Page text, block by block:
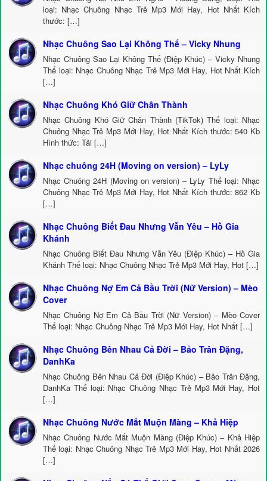
loại: Nhạc Chuông Nhạc Trẻ Mp3 Mới Hay, Hot Nhất Kích
thước: […]
Nhạc Chuông Sao Lại Không Thể – Vicky Nhung
Nhạc Chuông Sao Lại Không Thể (Điệp Khúc) – Vicky Nhung
Thể loại: Nhạc Chuông Nhạc Trẻ Mp3 Mới Hay, Hot Nhất Kích
[…]
Nhạc Chuông Khó Giữ Chân Thành
Nhạc Chuông Khó Giữ Chân Thành (TikTok) Thể loại: Nhạc
Chuông Nhạc Trẻ Mp3 Mới Hay, Hot Nhất Kích thước: 540 Kb
Hình thức: Tải […]
Nhạc chuông 24H (Moving on version) – LyLy
Nhạc Chuông 24H (Moving on version) – LyLy Thể loại: Nhạc
Chuông Nhạc Trẻ Mp3 Mới Hay, Hot Nhất Kích thước: 862 Kb
[…]
Nhạc Chuông Biết Đau Nhưng Vẫn Yêu – Hồ Gia
Khánh
Nhạc Chuông Biết Đau Nhưng Vẫn Yêu (Điệp Khúc) – Hồ Gia
Khánh Thể loại: Nhạc Chuông Nhạc Trẻ Mp3 Mới Hay, Hot […]
Nhạc Chuông Nợ Em Cả Bầu Trời (Nữ Version) – Mèo
Cover
Nhạc Chuông Nợ Em Cả Bầu Trời (Nữ Version) – Mèo Cover
Thể loại: Nhạc Chuông Nhạc Trẻ Mp3 Mới Hay, Hot Nhất […]
Nhạc Chuông Bên Nhau Cả Đời – Bảo Trân Đặng,
DanhKa
Nhạc Chuông Bên Nhau Cả Đời (Điệp Khúc) – Bảo Trân Đặng,
DanhKa Thể loại: Nhạc Chuông Nhạc Trẻ Mp3 Mới Hay, Hot
[…]
Nhạc Chuông Nước Mắt Muộn Màng – Khả Hiệp
Nhạc Chuông Nước Mắt Muộn Màng (Điệp Khúc) – Khả Hiệp
Thể loại: Nhạc Chuông Nhạc Trẻ Mp3 Mới Hay, Hot Nhất 2026
[…]